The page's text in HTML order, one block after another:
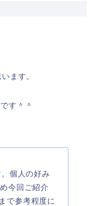
ます。
す＾＾
個人の好み
今回ご紹介
で参考程度に